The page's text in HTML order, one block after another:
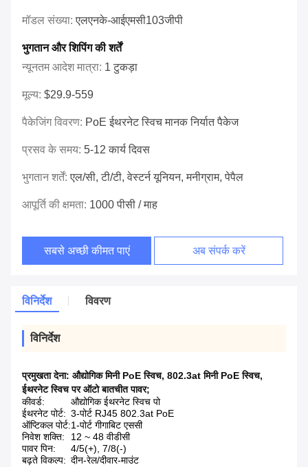
मॉडल संख्या:एलएनके-आईएमसी103जीपी
भुगतान और शिपिंग की शर्तें
न्यूनतम आदेश मात्रा: 1 टुकड़ा
मूल्य: $29.9-559
पैकेजिंग विवरण: PoE ईथरनेट स्विच मानक निर्यात पैकेज
प्रसव के समय: 5-12 कार्य दिवस
भुगतान शर्तें:एल/सी, टी/टी, वेस्टर्न यूनियन, मनीग्राम, पेपैल
आपूर्ति की क्षमता: 1000 पीसी / माह
सबसे अच्छी कीमत पाएं अब संपर्क करें
विनिर्देश विवरण
विनिर्देश
प्रमुखता देना: औद्योगिक मिनी PoE स्विच, 802.3at मिनी PoE स्विच,
ईथरनेट स्विच पर ऑटो बातचीत पावर;
कीवर्ड:
औद्योगिक ईथरनेट स्विच पो
ईथरनेट पोर्ट: 3-पोर्ट RJ45 802.3at PoE
ऑप्टिकल पोर्ट:1-पोर्ट गीगाबिट एससी
निवेश शक्ति:
12 ~ 48 वीडीसी
पावर पिन:
4/5(+), 7/8(-)
बढ़ते विकल्प: दीन-रेल/दीवार-माउंट